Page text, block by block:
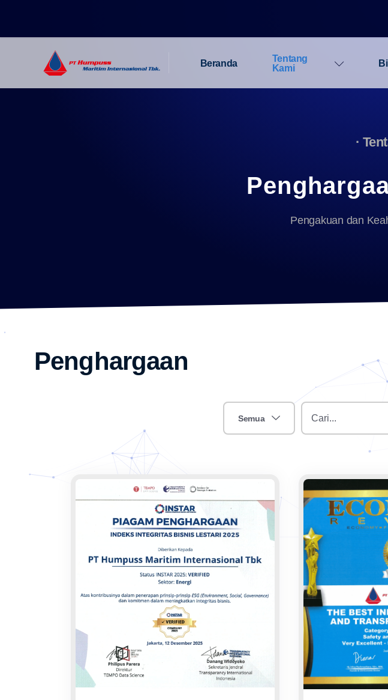
Beranda
Tentang
Kami
·
Pengakuan dan
Penghargaan
Semua